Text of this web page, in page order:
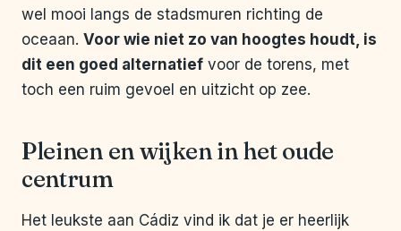
wel mooi langs de stadsmuren richting de
oceaan. Voor wie niet zo van hoogtes houdt, is
dit een goed alternatief voor de torens, met
toch een ruim gevoel en uitzicht op zee.
Pleinen en wijken in het oude
centrum
Het leukste aan Cádiz vind ik dat je er heerlijk